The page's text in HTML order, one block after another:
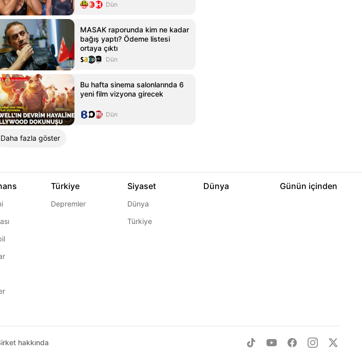
Dün
MASAK raporunda kim ne kadar
bağış yaptı? Ödeme listesi
ortaya çıktı
Dün
Bu hafta sinema salonlarında 6
yeni film vizyona girecek
Dün
Daha fazla göster
Türkiye
Depremler
Siyaset
Dünya
Türkiye
Dünya Günün içinden
hakkında